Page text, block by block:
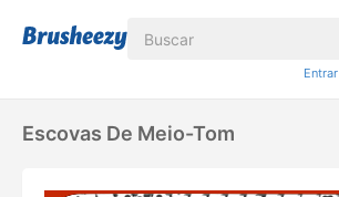
Entrar
Escovas De Meio-Tom